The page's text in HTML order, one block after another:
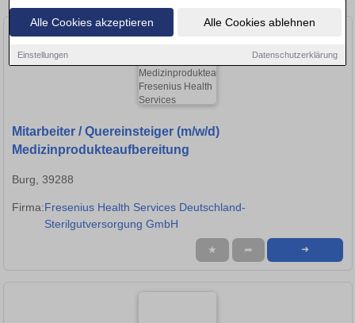
Alle Cookies akzeptieren Alle Cookies ablehnen
Einstellungen Datenschutzerklärung
Mitarbeiter / Quereinsteiger (m/w/d)
Medizinprodukteaufbereitung
Burg, 39288
Firma:Fresenius Health Services Deutschland-
Sterilgutversorgung GmbH
★ ➦ ➜